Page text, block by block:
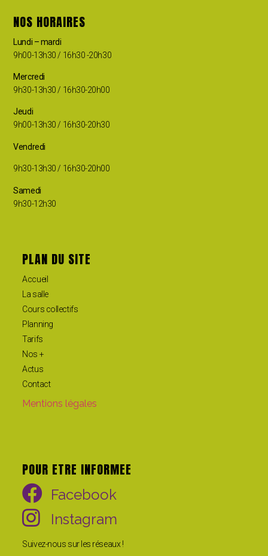
NOS HORAIRES
Lundi – mardi
9h00-13h30 / 16h30 -20h30
Mercredi
9h30-13h30 / 16h30-20h00
Jeudi
9h00-13h30 / 16h30-20h30
Vendredi
9h30-13h30 / 16h30-20h00
Samedi
9h30-12h30
PLAN DU SITE
Accueil
La salle
Cours collectifs
Planning
Tarifs
Nos +
Actus
Contact
Mentions légales
POUR ETRE INFORMEE
Facebook
Instagram
Suivez-nous sur les réseaux !